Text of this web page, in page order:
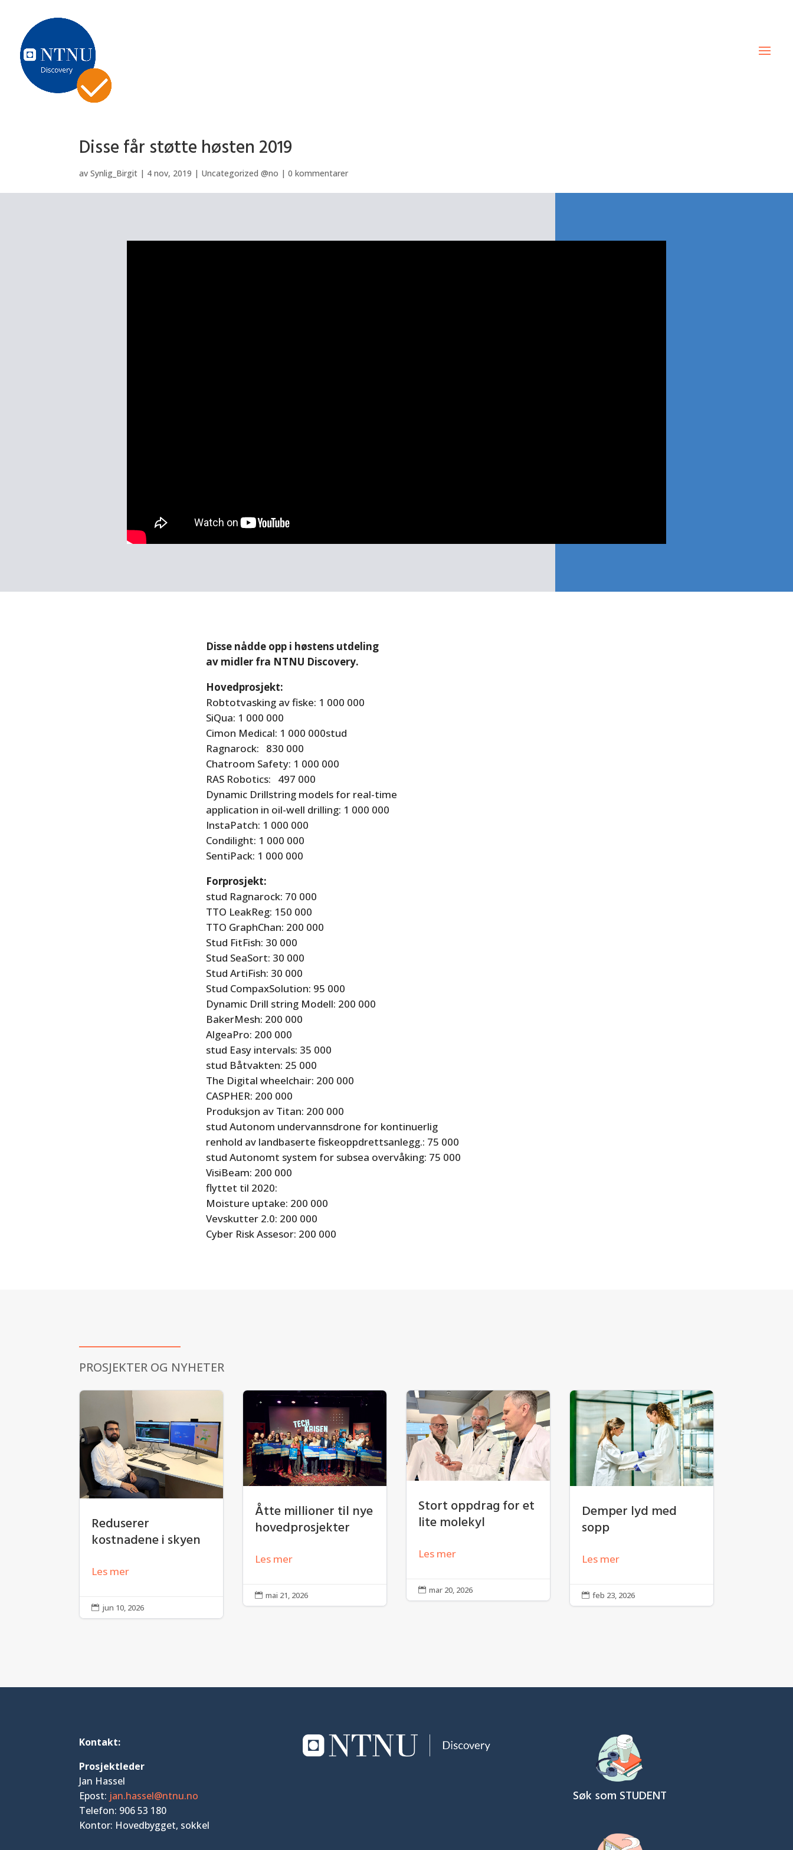
Disse får støtte høsten 2019
avSynlig_Birgit | 4 nov, 2019 | Uncategorized @no |0 kommentarer
Disse nådde opp i høstens utdeling
av midler fra NTNU Discovery.
Hovedprosjekt:
Robtotvasking av fiske: 1 000 000
SiQua: 1 000 000
Cimon Medical: 1 000 000stud
Ragnarock: 830 000
Chatroom Safety: 1 000 000
RAS Robotics: 497 000
Dynamic Drillstring models for real-time
application in oil-well drilling: 1 000 000
InstaPatch: 1 000 000
Condilight: 1 000 000
SentiPack: 1 000 000
Forprosjekt:
stud Ragnarock: 70 000
TTO LeakReg: 150 000
TTO GraphChan: 200 000
Stud FitFish: 30 000
Stud SeaSort: 30 000
Stud ArtiFish: 30 000
Stud CompaxSolution: 95 000
Dynamic Drill string Modell: 200 000
BakerMesh: 200 000
AlgeaPro: 200 000
stud Easy intervals: 35 000
stud Båtvakten: 25 000
The Digital wheelchair: 200 000
CASPHER: 200 000
Produksjon av Titan: 200 000
stud Autonom undervannsdrone for kontinuerlig
renhold av landbaserte fiskeoppdrettsanlegg.: 75 000
stud Autonomt system for subsea overvåking: 75 000
VisiBeam: 200 000
flyttet til 2020:
Moisture uptake: 200 000
Vevskutter 2.0: 200 000
Cyber Risk Assesor: 200 000
PROSJEKTER OG NYHETER
Reduserer
kostnadene i skyen
Les mer
 jun 10, 2026
Åtte millioner til nye
hovedprosjekter
Les mer
 mai 21, 2026
Stort oppdrag for et
lite molekyl
Les mer
 mar 20, 2026
Demper lyd med
sopp
Les mer
 feb 23, 2026
Kontakt:
Prosjektleder
Jan Hassel
Epost: jan.hassel@ntnu.no
Telefon: 906 53 180
Kontor: Hovedbygget, sokkel
Søk som STUDENT